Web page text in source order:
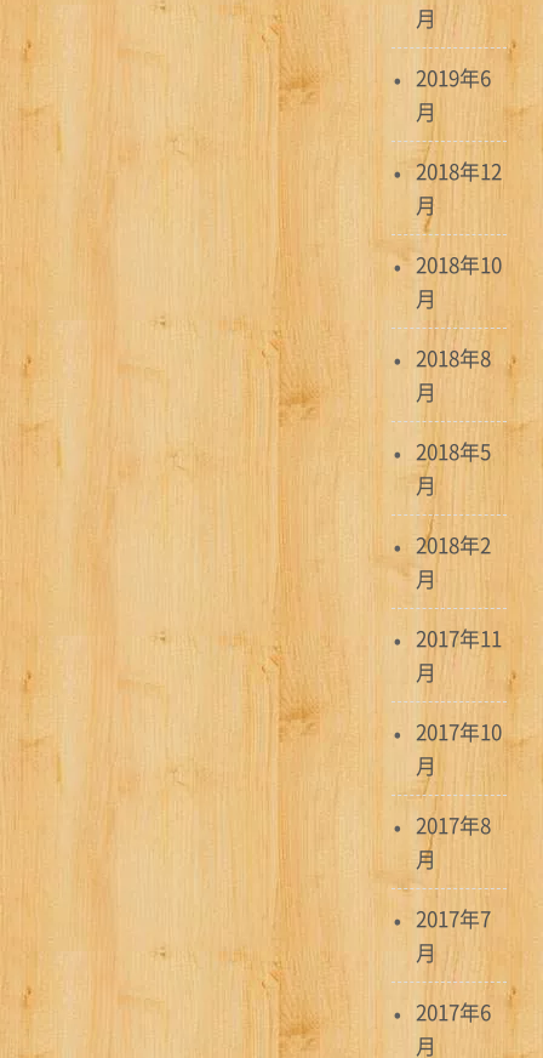
月
2019年6
月
2018年12
月
2018年10
月
2018年8
月
2018年5
月
2018年2
月
2017年11
月
2017年10
月
2017年8
月
2017年7
月
2017年6
月